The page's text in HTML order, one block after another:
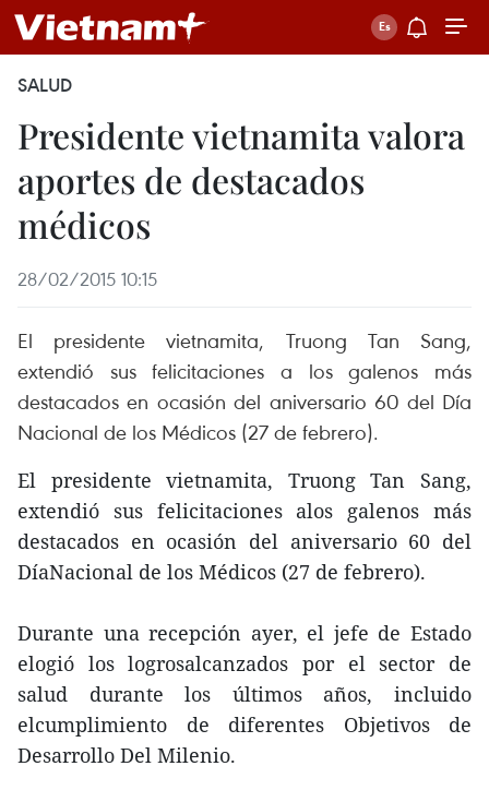
SALUD
Presidente vietnamita valora
aportes de destacados
médicos
28/02/2015 10:15
El presidente vietnamita, Truong Tan Sang,
extendió sus felicitaciones a los galenos más
destacados en ocasión del aniversario 60 del Día
Nacional de los Médicos (27 de febrero).
El presidente vietnamita, Truong Tan Sang,
extendió sus felicitaciones alos galenos más
destacados en ocasión del aniversario 60 del
DíaNacional de los Médicos (27 de febrero).
Durante una recepción ayer, el jefe de Estado
elogió los logrosalcanzados por el sector de
salud durante los últimos años, incluido
elcumplimiento de diferentes Objetivos de
Desarrollo Del Milenio.